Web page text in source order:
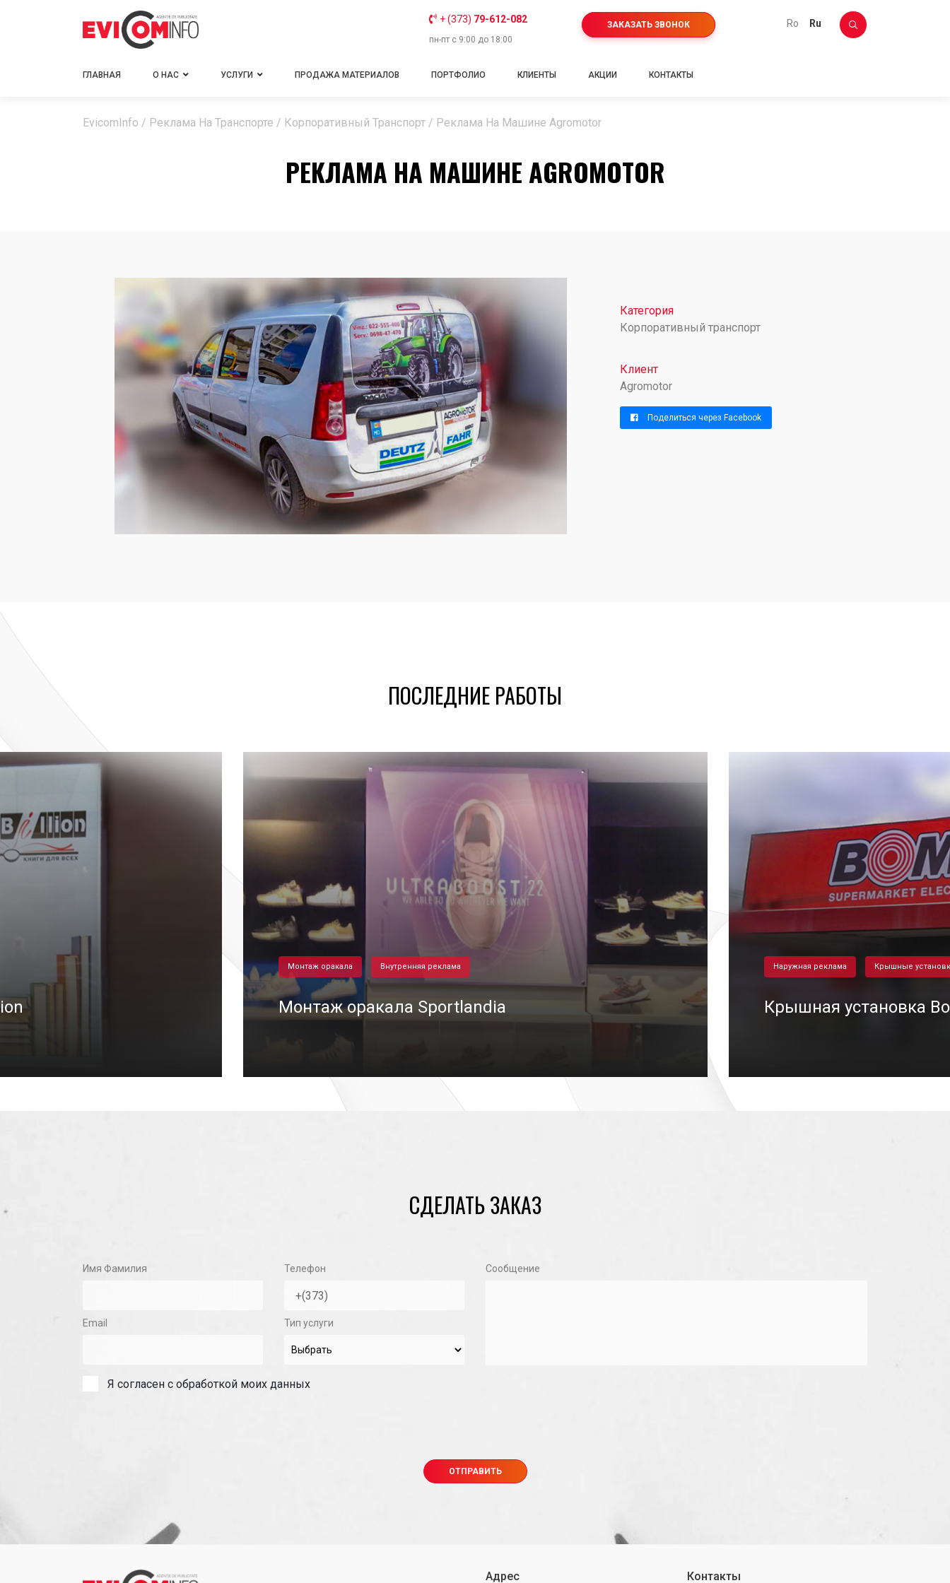
+ (373) 79-612-082
пн-пт с 9:00 до 18:00
ЗАКАЗАТЬ ЗВОНОК ro ru
ГЛАВНАЯ О НАС УСЛУГИ ПРОДАЖА МАТЕРИАЛОВ ПОРТФОЛИО КЛИЕНТЫ АКЦИИ КОНТАКТЫ
EvicomInfo / Реклама На Транспорте / Корпоративный Транспорт / Реклама На Машине Agromotor
РЕКЛАМА НА МАШИНЕ AGROMOTOR
Категория
Корпоративный транспорт
Клиент
Agromotor
Поделиться через Facebook
ПОСЛЕДНИЕ РАБОТЫ
Монтаж оракала Внутренняя реклама
Монтаж оракала Sportlandia
Наружная реклама Крышные
Крышная установка
СДЕЛАТЬ ЗАКАЗ
Имя Фамилия Телефон
Email Тип услуги
Сообщение
Я согласен с обработкой моих данных
Адрес Контакты